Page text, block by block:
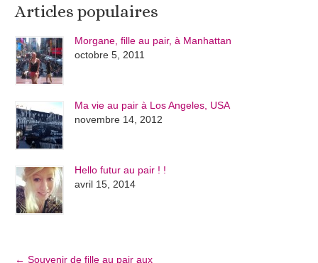
Articles populaires
Morgane, fille au pair, à Manhattan
octobre 5, 2011
Ma vie au pair à Los Angeles, USA
novembre 14, 2012
Hello futur au pair ! !
avril 15, 2014
← Souvenir de fille au pair aux